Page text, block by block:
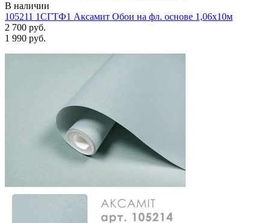
В наличии
105211 1СГТФ1 Аксамит Обои на фл. основе 1,06х10м
2 700 руб.
1 990 руб.